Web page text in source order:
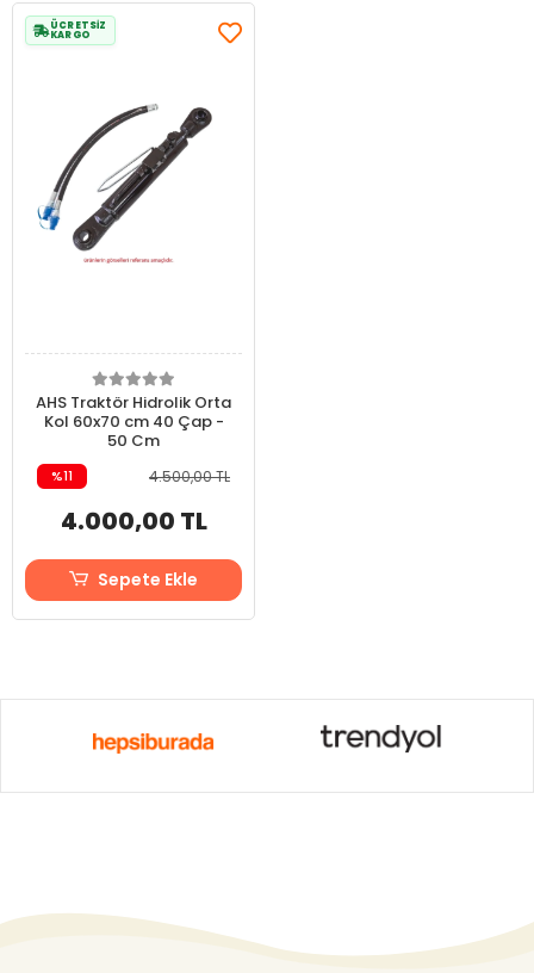
ÜCRETSİZ
KARGO
AHS Traktör Hidrolik Orta
Kol 60x70 cm 40 Çap -
50 Cm
%11 4.500,00 TL
4.000,00 TL
Sepete Ekle